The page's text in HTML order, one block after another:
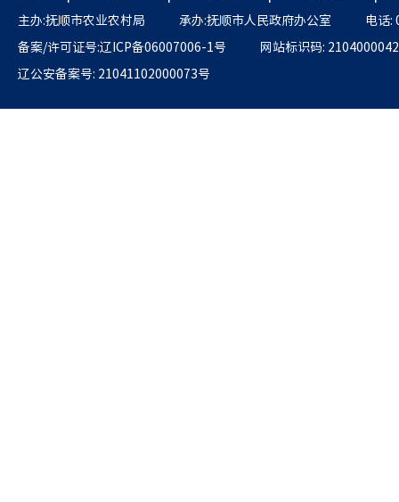
主办:抚顺市农业农村局 承办:抚顺市人民政府办公室
电话:
备案/许可证号:辽ICP备06007006-1号
网站标识码: 2104000042
辽公安备案号: 21041102000073号